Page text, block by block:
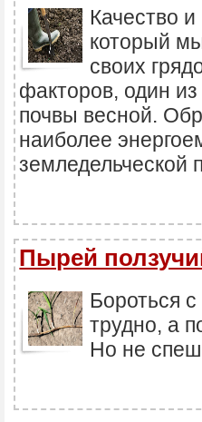
Качество
который
своих
факторов, один из
почвы весной.
наиболее
земледельческой
Пырей
Бороться
трудно, а
Но не